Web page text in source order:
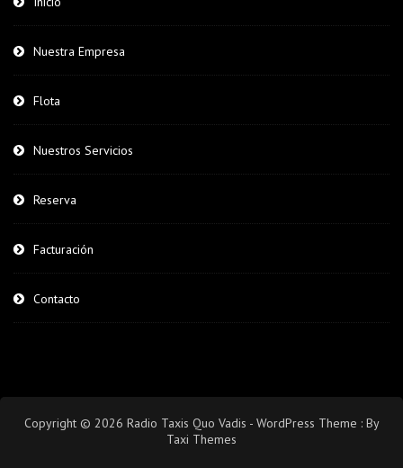
Nuestra Empresa
Flota
Nuestros Servicios
Reserva
Facturación
Contacto
Copyright © 2026 Radio Taxis Quo Vadis - WordPress Theme : By
Taxi Themes